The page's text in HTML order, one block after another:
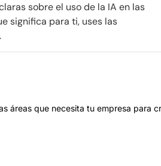
sobre el uso de la IA en las
significa para ti, uses las
áreas que necesita tu empresa para